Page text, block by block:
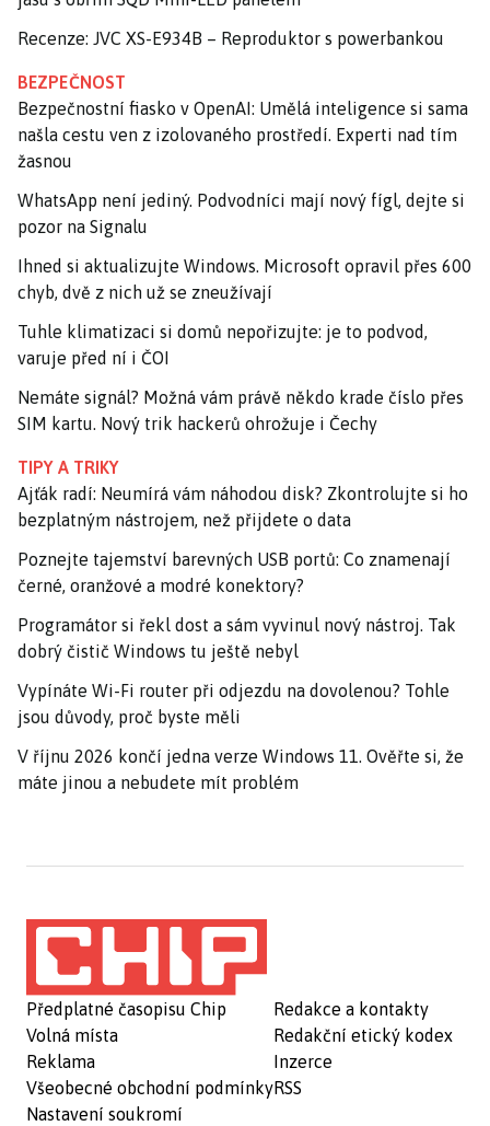
Recenze: JVC XS-E934B – Reproduktor s powerbankou
BEZPEČNOST
Bezpečnostní fiasko v OpenAI: Umělá inteligence si sama
našla cestu ven z izolovaného prostředí. Experti nad tím
žasnou
WhatsApp není jediný. Podvodníci mají nový fígl, dejte si
pozor na Signalu
Ihned si aktualizujte Windows. Microsoft opravil přes 600
chyb, dvě z nich už se zneužívají
Tuhle klimatizaci si domů nepořizujte: je to podvod,
varuje před ní i ČOI
Nemáte signál? Možná vám právě někdo krade číslo přes
SIM kartu. Nový trik hackerů ohrožuje i Čechy
TIPY A TRIKY
Ajťák radí: Neumírá vám náhodou disk? Zkontrolujte si ho
bezplatným nástrojem, než přijdete o data
Poznejte tajemství barevných USB portů: Co znamenají
černé, oranžové a modré konektory?
Programátor si řekl dost a sám vyvinul nový nástroj. Tak
dobrý čistič Windows tu ještě nebyl
Vypínáte Wi-Fi router při odjezdu na dovolenou? Tohle
jsou důvody, proč byste měli
V říjnu 2026 končí jedna verze Windows 11. Ověřte si, že
máte jinou a nebudete mít problém
Předplatné časopisu Chip
Volná místa
Reklama
Všeobecné obchodní podmínky
Nastavení soukromí
Redakce a kontakty
Redakční etický kodex
Inzerce
RSS